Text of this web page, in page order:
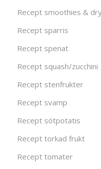
Recept smoothies &
Recept sparris
Recept spenat
Recept squash/zucchini
Recept stenfrukter
Recept svamp
Recept sötpotatis
Recept torkad frukt
Recept tomater